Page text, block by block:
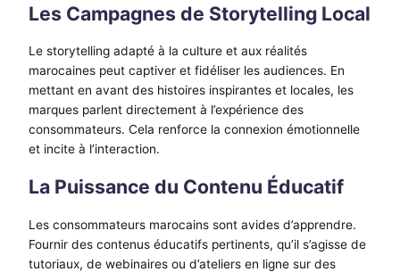
Les Campagnes de Storytelling Local
Le storytelling adapté à la culture et aux réalités
marocaines peut captiver et fidéliser les audiences. En
mettant en avant des histoires inspirantes et locales, les
marques parlent directement à l’expérience des
consommateurs. Cela renforce la connexion émotionnelle
et incite à l’interaction.
La Puissance du Contenu Éducatif
Les consommateurs marocains sont avides d’apprendre.
Fournir des contenus éducatifs pertinents, qu’il s’agisse de
tutoriaux, de webinaires ou d’ateliers en ligne sur des